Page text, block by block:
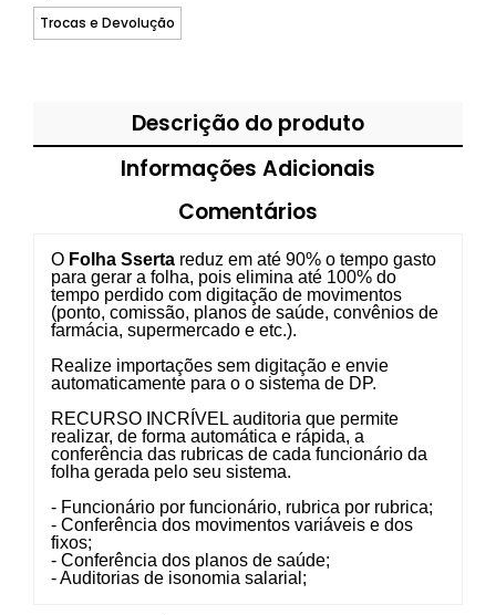
Trocas e Devolução
Descrição do produto
Informações Adicionais
Comentários
O Folha Sserta reduz em até 90% o tempo gasto
para gerar a folha, pois elimina até 100% do
tempo perdido com digitação de movimentos
(ponto, comissão, planos de saúde, convênios de
farmácia, supermercado e etc.).
Realize importações sem digitação e envie
automaticamente para o o sistema de DP.
RECURSO INCRÍVEL auditoria que permite
realizar, de forma automática e rápida, a
conferência das rubricas de cada funcionário da
folha gerada pelo seu sistema.
- Funcionário por funcionário, rubrica por rubrica;
- Conferência dos movimentos variáveis e dos
fixos;
- Conferência dos planos de saúde;
- Auditorias de isonomia salarial;